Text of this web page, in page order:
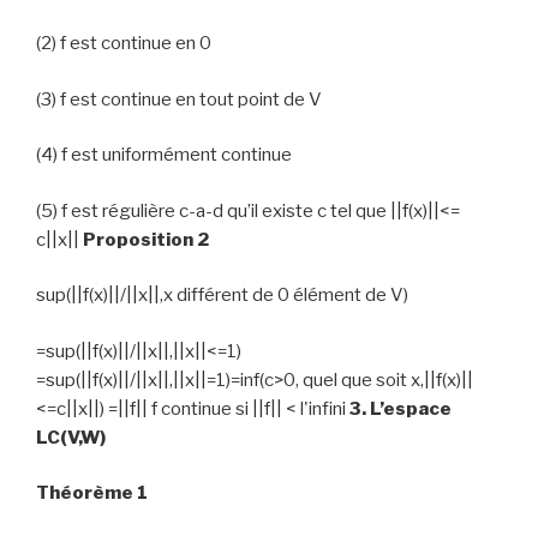
(2) f est continue en 0
(3) f est continue en tout point de V
(4) f est uniformément continue
(5) f est régulière c-a-d qu’il existe c tel que ||f(x)||<=
c||x|| Proposition 2
sup(||f(x)||/||x||,x différent de 0 élément de V)
=sup(||f(x)||/||x||,||x||<=1)
=sup(||f(x)||/||x||,||x||=1)=inf(c>0, quel que soit x,||f(x)||
<=c||x||) =||f|| f continue si ||f|| < l'infini 3. L’espace
LC(V,W)
Théorème 1